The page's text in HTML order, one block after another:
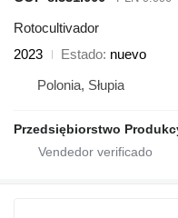
Rotocultivador
2023
Estado nuevo
Polonia, Słupia